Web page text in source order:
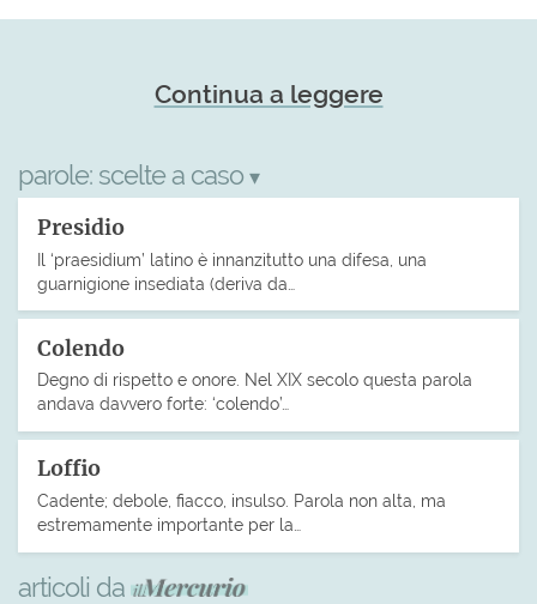
Continua a leggere
parole: scelte a caso ▾
Presidio
Il ‘praesidium’ latino è innanzitutto una difesa, una
guarnigione insediata (deriva da…
Colendo
Degno di rispetto e onore. Nel XIX secolo questa parola
andava davvero forte: ‘colendo’…
Loffio
Cadente; debole, fiacco, insulso. Parola non alta, ma
estremamente importante per la…
articoli da